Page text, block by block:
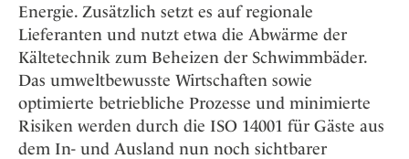
Energie. Zusätzlich setzt es auf regionale
Lieferanten und nutzt etwa die Abwärme der
Kältetechnik zum Beheizen der Schwimmbäder.
Das umweltbewusste Wirtschaften sowie
optimierte betriebliche Prozesse und minimierte
Risiken werden durch die ISO 14001 für Gäste aus
dem In- und Ausland nun noch sichtbarer